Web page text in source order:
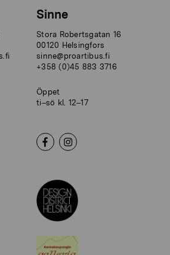
Sinne
Stora Robertsgatan 16
00120 Helsingfors
sinne@proartibus.fi
+358 (0)45 883 3716
Öppet
ti–sö kl. 12–17